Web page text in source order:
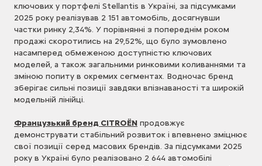
ключових у портфелі Stellantis в Україні, за підсумками
2025 року реалізував 2 151 автомобіль, досягнувши
частки ринку 2,34%. У порівнянні з попереднім роком
продажі скоротились на 29,52%, що було зумовлено
насамперед обмеженою доступністю ключових
моделей, а також загальними ринковими коливаннями та
зміною попиту в окремих сегментах. Водночас бренд
зберігає сильні позиції завдяки впізнаваності та широкій
модельній лінійці.
Французький бренд CITROËN продовжує
демонструвати стабільний розвиток і впевнено зміцнює
свої позиції серед масових брендів. За підсумками 2025
року в Україні було реалізовано 2 644 автомобілі